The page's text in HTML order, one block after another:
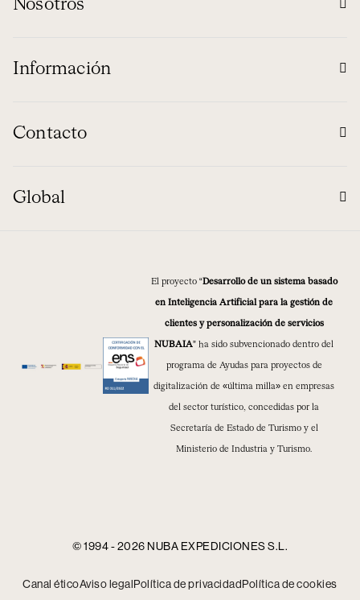
Nosotros
Información
Contacto
Global
El proyecto “Desarrollo de un sistema basado
en Inteligencia Artificial para la gestión de
clientes y personalización de servicios
NUBAIA” ha sido subvencionado dentro del
programa de Ayudas para proyectos de
digitalización de «última milla» en empresas
del sector turístico, concedidas por la
Secretaría de Estado de Turismo y el
Ministerio de Industria y Turismo.
© 1994 - 2026 NUBA EXPEDICIONES S.L.
Canal éticoAviso legal Política de privacidad Política de cookies